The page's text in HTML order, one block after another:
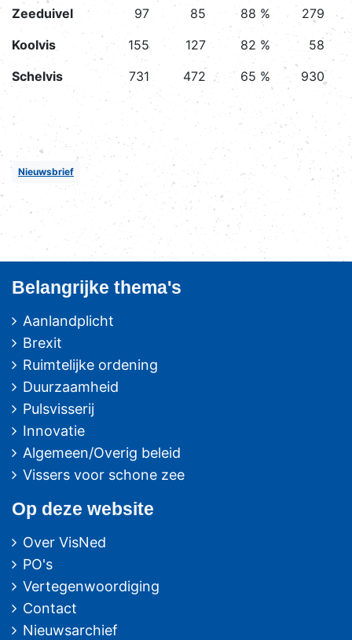
Zeeduivel
97 85 88 %
279
Koolvis
155 127 82 %
58
Schelvis
731 472 65 % 930
Nieuwsbrief
Belangrijke thema's
Aanlandplicht
Brexit
Ruimtelijke ordening
Duurzaamheid
Pulsvisserij
Innovatie
Algemeen/Overig beleid
Vissers voor schone zee
Op deze website
Over VisNed
PO's
Vertegenwoordiging
Contact
Nieuwsarchief